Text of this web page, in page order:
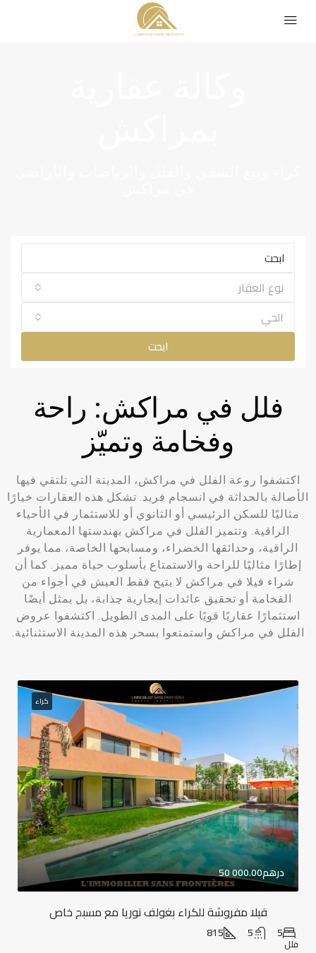
نوع العقار
الحي
ابحت
فلل في مراكش: راحة
وفخامة وتميّز
اكتشفوا روعة الفلل في مراكش، المدينة التي تلتقي فيها
الأصالة بالحداثة في انسجام فريد. تشكل هذه العقارات خيارًا
مثاليًا للسكن الرئيسي أو الثانوي أو للاستثمار في الأحياء
الراقية. وتتميز الفلل في مراكش بهندستها المعمارية
الراقية، وحدائقها الخضراء، ومسابحها الخاصة، مما يوفر
إطارًا مثاليًا للراحة والاستمتاع بأسلوب حياة مميز. كما أن
شراء فيلا في مراكش لا يتيح فقط العيش في أجواء من
الفخامة أو تحقيق عائدات إيجارية جذابة، بل يمثل أيضًا
استثمارًا عقاريًا قويًا على المدى الطويل. اكتشفوا عروض
الفلل في مراكش واستمتعوا بسحر هذه المدينة الاستثنائية.
50 000.00درهم
كراء
فيلا مفروشة للكراء بغولف نوريا مع مسبح خاص
5
5
815
فلل